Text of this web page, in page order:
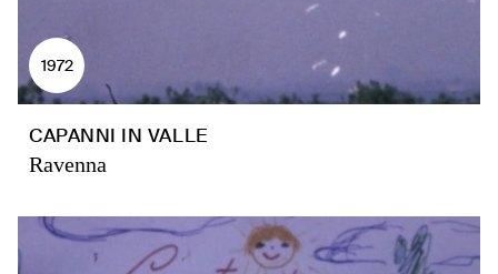
1972
CAPANNI IN VALLE
Ravenna